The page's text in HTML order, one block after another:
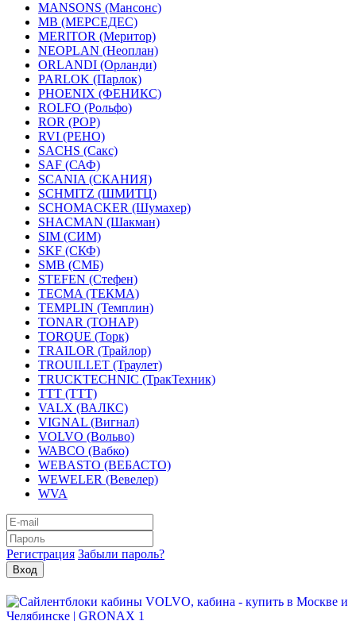
MANSONS (Мансонс)
MB (МЕРСЕДЕС)
MERITOR (Меритор)
NEOPLAN (Неоплан)
ORLANDI (Орланди)
PARLOK (Парлок)
PHOENIX (ФЕНИКС)
ROLFO (Рольфо)
ROR (РОР)
RVI (РЕНО)
SACHS (Сакс)
SAF (САФ)
SCANIA (СКАНИЯ)
SCHMITZ (ШМИТЦ)
SCHOMACKER (Шумахер)
SHACMAN (Шакман)
SIM (СИМ)
SKF (СКФ)
SMB (СМБ)
STEFEN (Стефен)
TECMA (ТЕКМА)
TEMPLIN (Темплин)
TONAR (ТОНАР)
TORQUE (Торк)
TRAILOR (Трайлор)
TROUILLET (Траулет)
TRUCKTECHNIC (ТракТехник)
TTT (ТТТ)
VALX (ВАЛКС)
VIGNAL (Вигнал)
VOLVO (Вольво)
WABCO (Вабко)
WEBASTO (ВЕБАСТО)
WEWELER (Вевелер)
WVA
Регистрация Забыли пароль?